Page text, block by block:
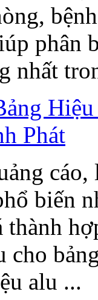
phân
nhất
Phát
biến
cho
alu ...